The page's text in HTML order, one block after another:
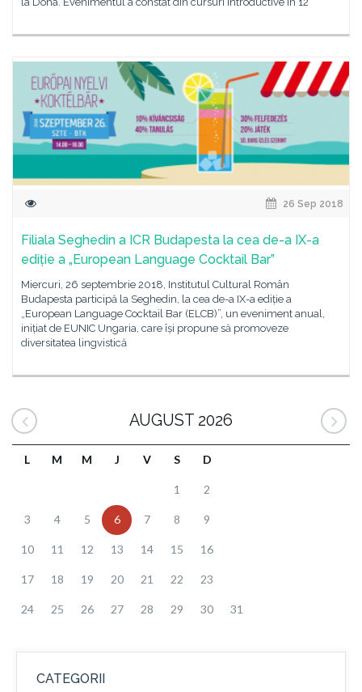
26 Sep 2018
Filiala Seghedin a ICR Budapesta la cea de-a IX-a
ediție a „European Language Cocktail Bar”
Miercuri, 26 septembrie 2018, Institutul Cultural Român
Budapesta participă la Seghedin, la cea de-a IX-a ediție a
„European Language Cocktail Bar (ELCB)”, un eveniment anual,
inițiat de EUNIC Ungaria, care își propune să promoveze
diversitatea lingvistică
AUGUST 2026
L M M J V S D
1 2
3 4 5 6 7 8 9
10 11 12 13 14 15 16
17 18 19 20 21 22 23
24 25 26 27 28 29 30 31
CATEGORII